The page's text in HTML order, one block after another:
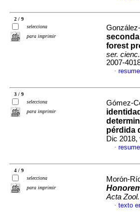
2 / 9
selecciona
para imprimir
forest
ser.
2007-
·
3 / 9
selecciona
para imprimir
Gómez-
pérdida
Dic 2018,
·
4 / 9
selecciona
para imprimir
Morón-
Acta
· texto